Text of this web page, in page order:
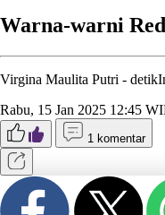
Warna-warni
Virgina Maulita Putri -
Rabu, 15 Jan 2025 12:45
1 komentar